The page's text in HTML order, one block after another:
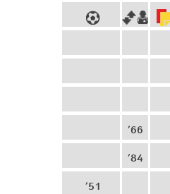
66'
84'
51'